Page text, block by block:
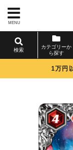
MENU
検索
カテゴリーか
ら探す
1万円